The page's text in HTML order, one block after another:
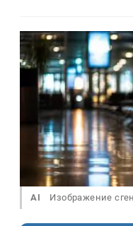
AI Изображение